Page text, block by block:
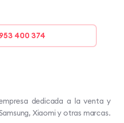
953 400 374
dedicada a la venta y
Xiaomi y otras marcas.